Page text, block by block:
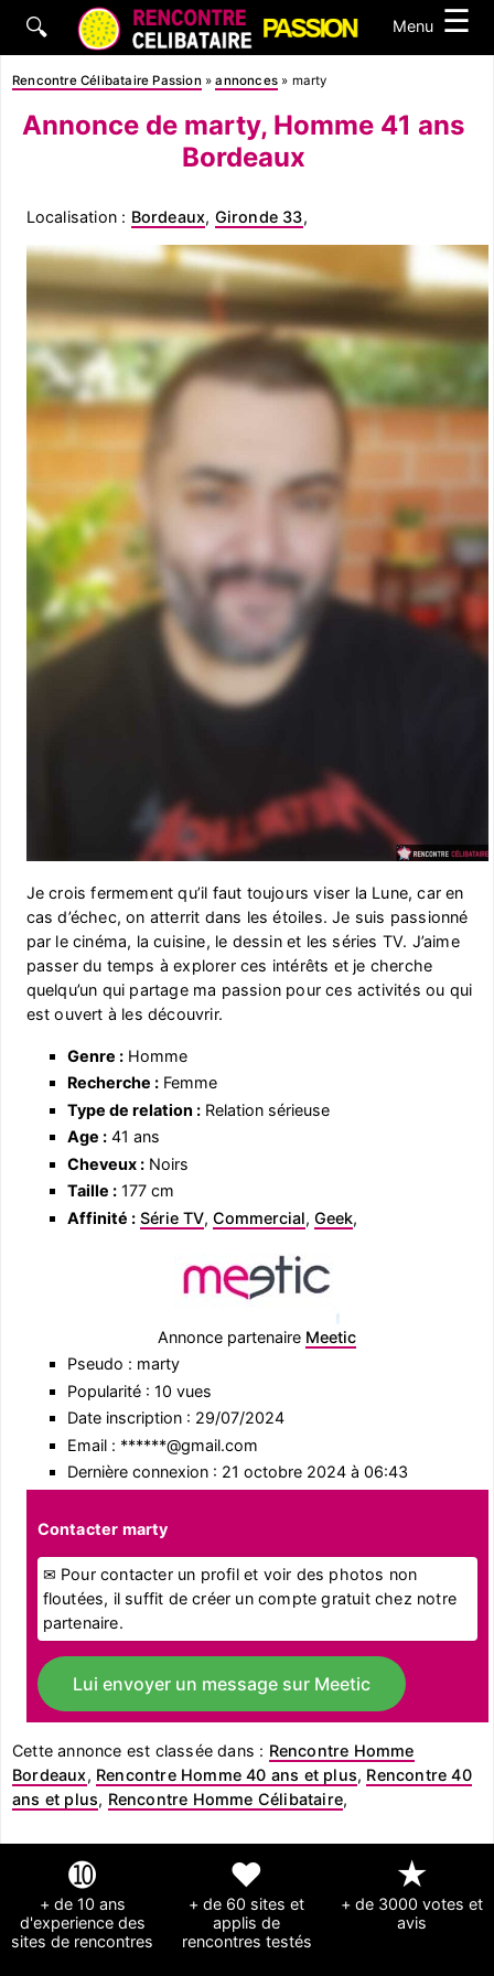
🔍 Menu ☰
Rencontre Célibataire Passion »annonces » marty
Annonce de marty, Homme 41 ans
Bordeaux
Localisation : Bordeaux, Gironde 33,
Je crois fermement qu’il faut toujours viser la Lune, car en
cas d’échec, on atterrit dans les étoiles. Je suis passionné
par le cinéma, la cuisine, le dessin et les séries TV. J’aime
passer du temps à explorer ces intérêts et je cherche
quelqu’un qui partage ma passion pour ces activités ou qui
est ouvert à les découvrir.
Genre :Homme
Recherche :Femme
Type de relation :Relation sérieuse
Age :41 ans
Cheveux :Noirs
Taille :177 cm
Affinité : Série TV, Commercial, Geek,
Annonce partenaire Meetic
Pseudo : marty
Popularité : 10 vues
Date inscription : 29/07/2024
Email : ******@gmail.com
Dernière connexion : 21 octobre 2024 à 06:43
Contacter marty
✉ Pour contacter un profil et voir des photos non
floutées, il suffit de créer un compte gratuit chez notre
partenaire.
Lui envoyer un message sur Meetic
Cette annonce est classée dans : Rencontre Homme
Bordeaux, Rencontre Homme 40 ans et plus, Rencontre 40
ans et plus, Rencontre Homme Célibataire,
➓
+ de 10 ans
d'experience des
sites de rencontres
❤
+ de 60 sites et
applis de
rencontres testés
★
+ de 3000 votes et
avis